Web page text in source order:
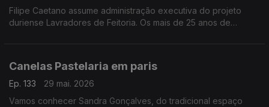
Filipe Caetano assume administração executiva do projeto
duriense Lavradores de Feitoria. Os mais de 25 anos de
espalhadas pelas três sub-regiões do Douro.
Canelas Pastelaria em paris
Ep. 133
29 mai. 2026
Vamos conhecer Sandra Gonçalves, do tradicional espaço